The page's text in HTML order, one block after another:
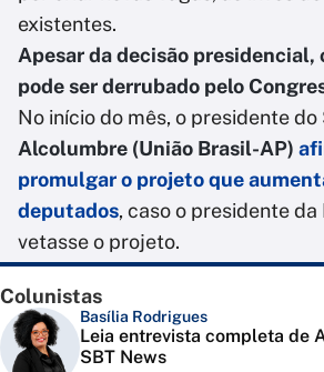
existentes.
Apesar da decisão presidencial,
pode ser derrubado pelo
No início do mês, o presidente do
Alcolumbre (União Brasil-AP)
promulgar o projeto que
deputados, caso o presidente da
vetasse o projeto.
Colunistas
Basília Rodrigues
Leia entrevista completa de
SBT News